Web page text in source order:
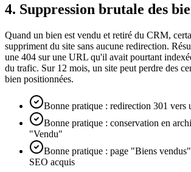
4. Suppression brutale des
Quand un bien est vendu et retiré du CRM,
suppriment du site sans aucune redirection.
une 404 sur une URL qu'il avait pourtant
du trafic. Sur 12 mois, un site peut perdre des
bien positionnées.
Bonne pratique : redirection 301 vers
Bonne pratique : conservation en
"Vendu"
Bonne pratique : page "Biens
SEO acquis